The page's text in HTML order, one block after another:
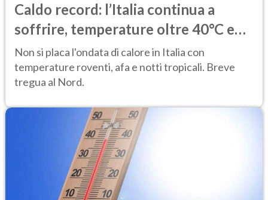
Caldo record: l’Italia continua a
soffrire, temperature oltre 40°C e
afa per altri 10 giorni
Non si placa l'ondata di calore in Italia con
temperature roventi, afa e notti tropicali. Breve
tregua al Nord.